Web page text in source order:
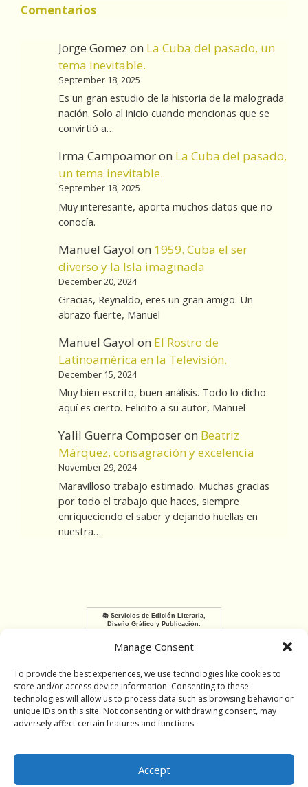
Manage Consent
To provide the best experiences, we use technologies like cookies to
store and/or access device information. Consenting to these
technologies will allow us to process data such as browsing behavior or
unique IDs on this site. Not consenting or withdrawing consent, may
adversely affect certain features and functions.
Accept
Comentarios
Jorge Gomez on La Cuba del pasado, un
tema inevitable.
September 18, 2025
Es un gran estudio de la historia de la malograda
nación. Solo al inicio cuando mencionas que se
convirtió a…
Irma Campoamoron La Cuba del pasado,
un tema inevitable.
September 18, 2025
Muy interesante, aporta muchos datos que no
conocía.
Manuel Gayol on 1959. Cuba el ser
diverso y la Isla imaginada
December 20, 2024
Gracias, Reynaldo, eres un gran amigo. Un
abrazo fuerte, Manuel
Manuel Gayol on El Rostro de
Latinoamérica en la Televisión.
December 15, 2024
Muy bien escrito, buen análisis. Todo lo dicho
aquí es cierto. Felicito a su autor, Manuel
Yalil Guerra Composeron Beatriz
Márquez, consagración y excelencia
November 29, 2024
Maravilloso trabajo estimado. Muchas gracias
por todo el trabajo que haces, siempre
enriqueciendo el saber y dejando huellas en
nuestra…
📚 Servicios de Edición Literaria,
Diseño Gráfico y Publicación.
Terms Cookie Policy
Opt-Out
© Copyright 2026 Reynaldo Fernández Pavón. Todos los